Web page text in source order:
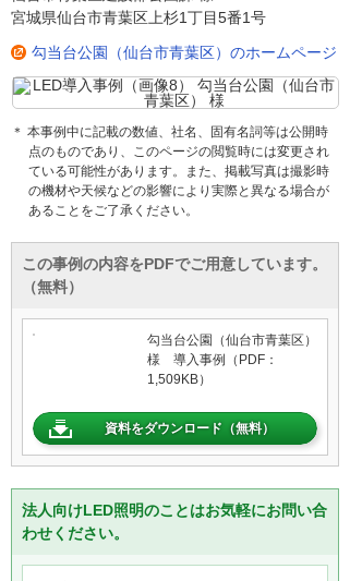
宮城県仙台市青葉区上杉1丁目5番1号
勾当台公園（仙台市青葉区）のホームページ
＊ 本事例中に記載の数値、社名、固有名詞等は公開時
点のものであり、このページの閲覧時には変更され
ている可能性があります。また、掲載写真は撮影時
の機材や天候などの影響により実際と異なる場合が
あることをご了承ください。
この事例の内容をPDFでご用意しています。
（無料）
勾当台公園（仙台市青葉区）
様 導入事例（PDF：
1,509KB）
資料をダウンロード（無料）
法人向けLED照明のことはお気軽にお問い合
わせください。